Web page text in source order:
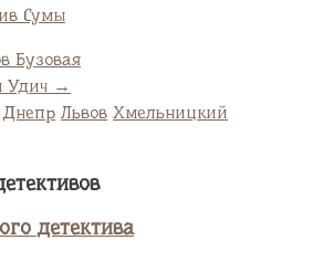
Сумы
Бузовая
Удич →
Днепр Львов Хмельницкий
детектива